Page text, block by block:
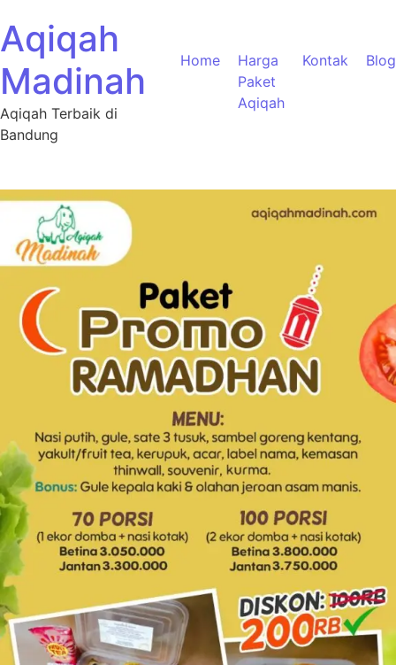
Aqiqah
Madinah
Aqiqah Terbaik di
Bandung
Home
Harga
Paket
Aqiqah
Kontak Blog